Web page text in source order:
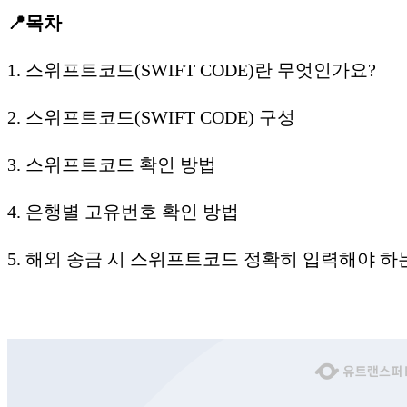
📍목차
1. 스위프트코드(SWIFT CODE)란 무엇인가요?
2. 스위프트코드(SWIFT CODE) 구성
3. 스위프트코드 확인 방법
4. 은행별 고유번호 확인 방법
5. 해외 송금 시 스위프트코드 정확히 입력해야 하